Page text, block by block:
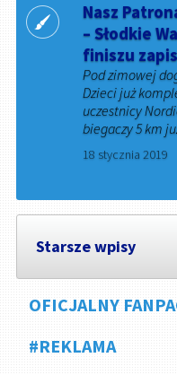
Nasz
– Słodkie
finiszu
Pod zimowej
Dzieci już
uczestnicy
biegaczy 5 km
18 stycznia 2019
Starsze wpisy
OFICJALNY
#REKLAMA